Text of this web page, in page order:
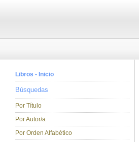
Libros - Inicio
Búsquedas
Por Título
Por Autor/a
Por Orden Alfabético